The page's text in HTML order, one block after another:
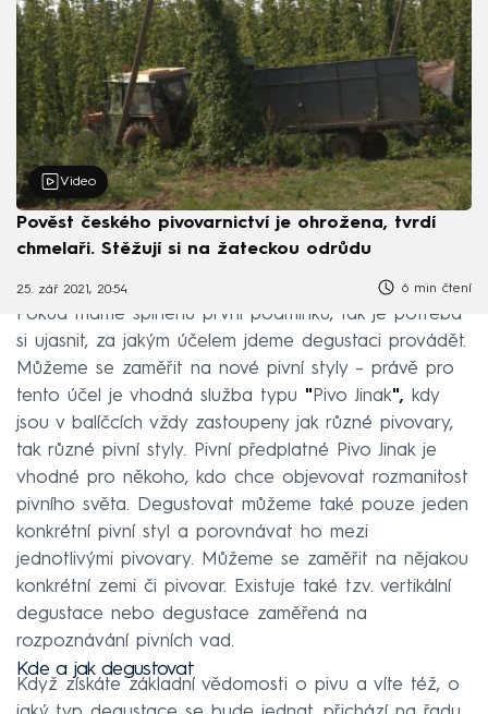
Video
Pověst českého pivovarnictví je ohrožena, tvrdí
chmelaři. Stěžují si na žateckou odrůdu
25. zář 2021, 20:54 6 min čtení
Pokud máme splněnu první podmínku, tak je potřeba
si ujasnit, za jakým účelem jdeme degustaci provádět.
Můžeme se zaměřit na nové pivní styly – právě pro
tento účel je vhodná služba typu " Pivo Jinak", kdy
jsou v balíčcích vždy zastoupeny jak různé pivovary,
tak různé pivní styly. Pivní předplatné Pivo Jinak je
vhodné pro někoho, kdo chce objevovat rozmanitost
pivního světa. Degustovat můžeme také pouze jeden
konkrétní pivní styl a porovnávat ho mezi
jednotlivými pivovary. Můžeme se zaměřit na nějakou
konkrétní zemi či pivovar. Existuje také tzv. vertikální
degustace nebo degustace zaměřená na
rozpoznávání pivních vad.
Kde a jak degustovat
Když získáte základní vědomosti o pivu a víte též, o